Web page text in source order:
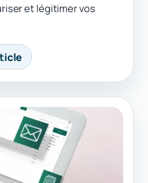
et légitimer vos